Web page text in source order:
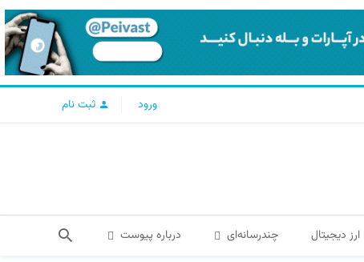
ورود ثبت نام
ارز دیجیتال چندرسانه‌ای درباره پیوست